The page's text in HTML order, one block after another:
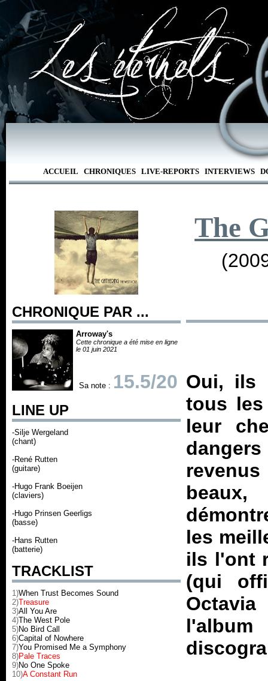
ACCUEIL CHRONIQUES LIVE-REPORTS INTERVIEWS
CHRONIQUE PAR ...
Arroway's
Cette chronique a été mise en ligne
le 01 juin 2021
Sa note : 15.5/20
LINE UP
-Silje Wergeland
(chant)
-René Rutten
(guitare)
-Hugo Frank Boeijen
(claviers)
-Hugo Prinsen Geerligs
(basse)
-Hans Rutten
(batterie)
TRACKLIST
1)When Trust Becomes Sound
2)Treasure
3)All You Are
4)The West Pole
5)No Bird Call
6)Capital of Nowhere
7)You Promised Me a Symphony
8)Pale Traces
9)No One Spoke
10)A Constant Run
The
Oui, ils
tous
leur
les
ils l'ont
(qui